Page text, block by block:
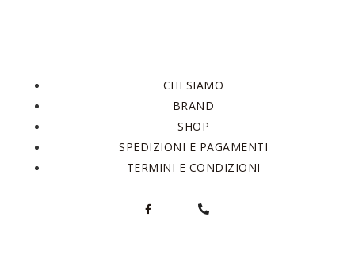
CHI SIAMO
BRAND
SHOP
SPEDIZIONI E PAGAMENTI
TERMINI E CONDIZIONI